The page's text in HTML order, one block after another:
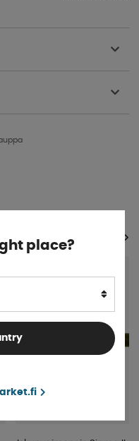
KATSO KAIKKI TUOTTEET
place?